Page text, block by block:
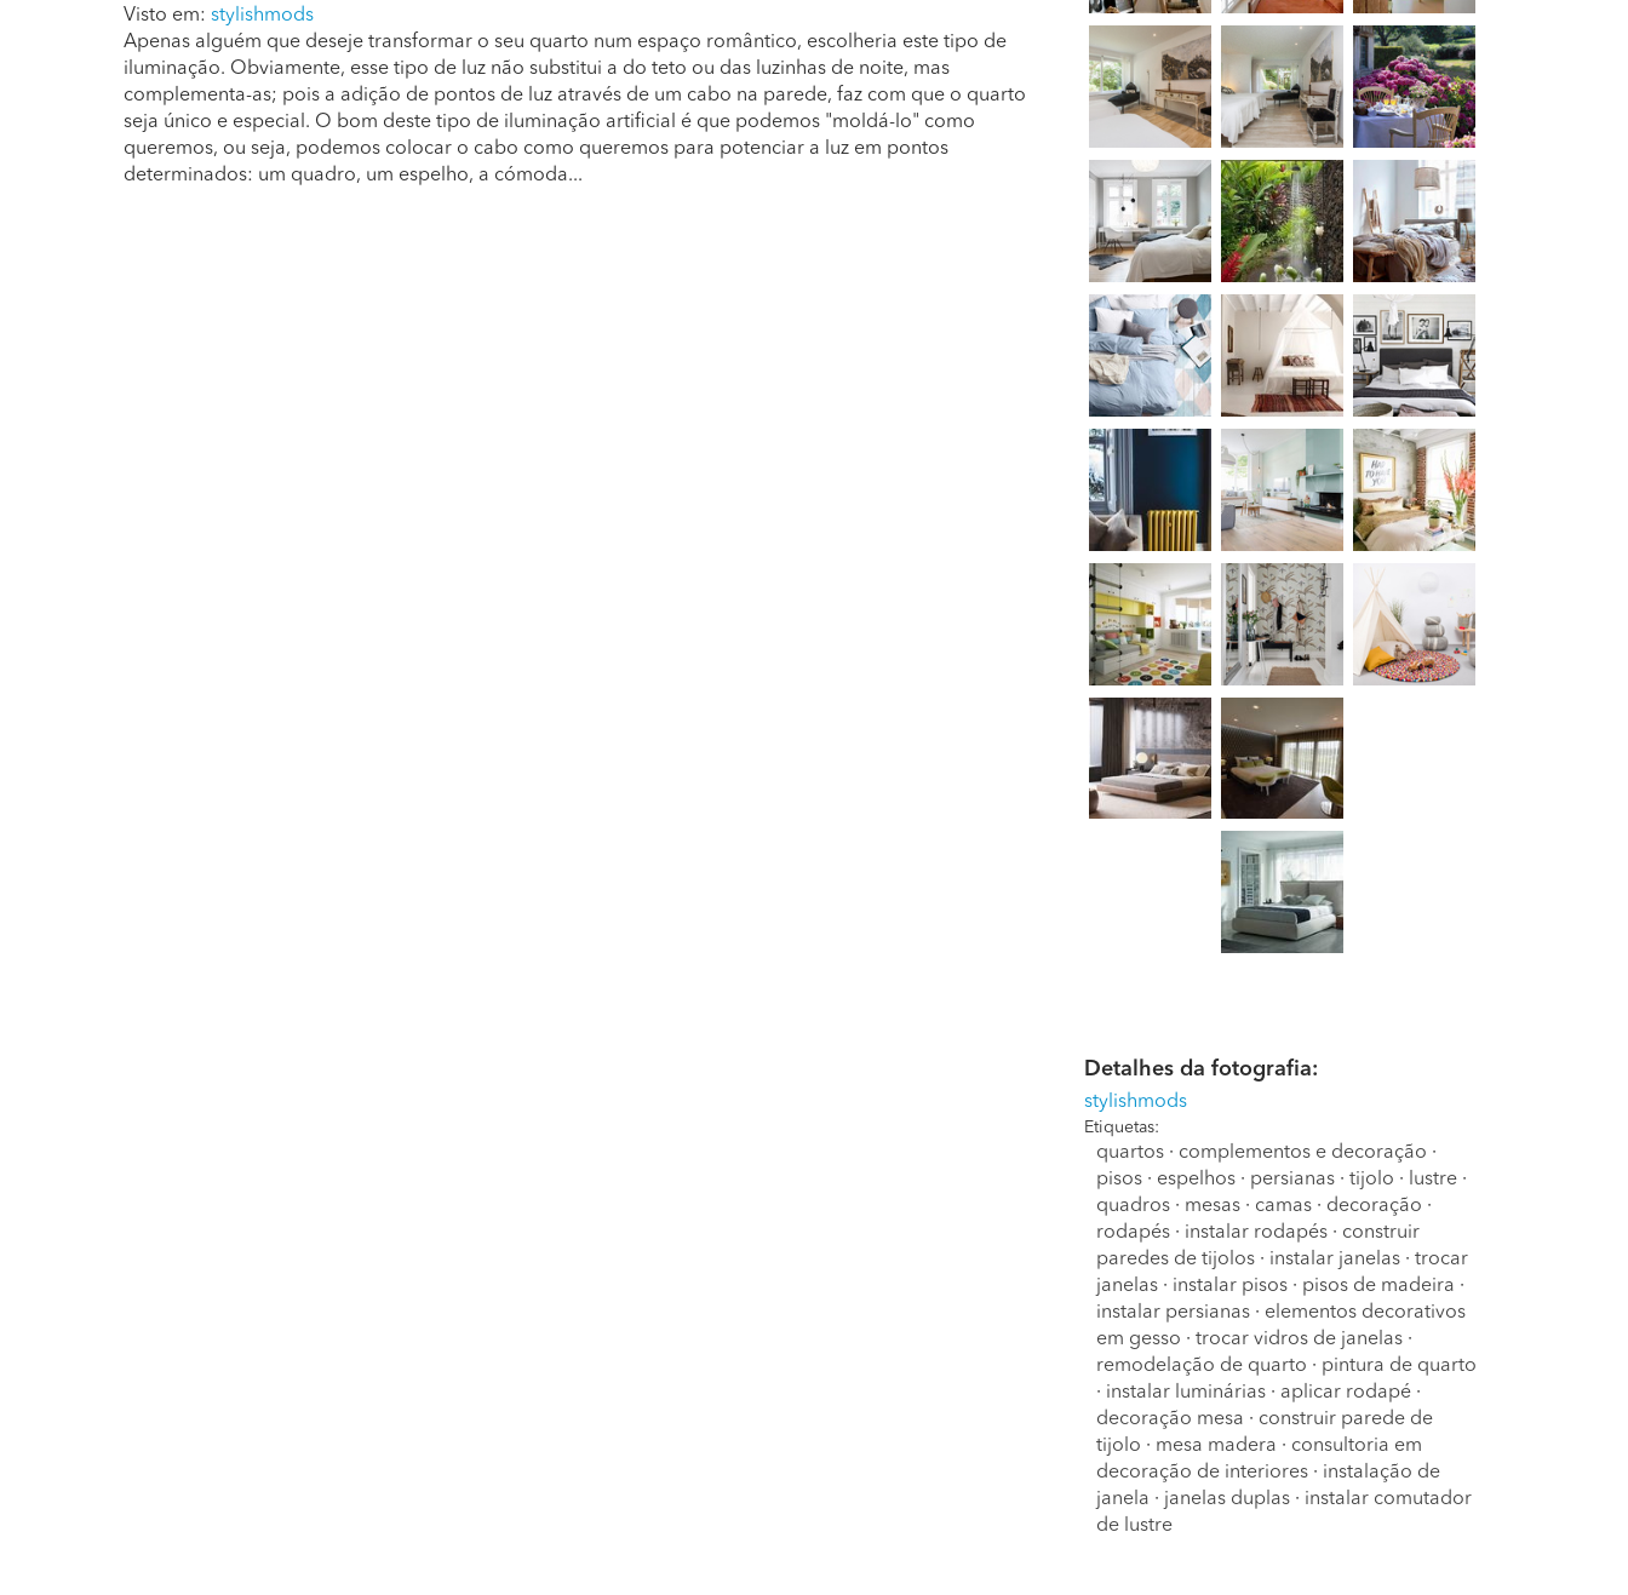
Visto em: stylishmods
Apenas alguém que deseje transformar o seu quarto num espaço romântico, escolheria este tipo de
iluminação. Obviamente, esse tipo de luz não substitui a do teto ou das luzinhas de noite, mas
complementa-as; pois a adição de pontos de luz através de um cabo na parede, faz com que o quarto
seja único e especial. O bom deste tipo de iluminação artificial é que podemos "moldá-lo" como
queremos, ou seja, podemos colocar o cabo como queremos para potenciar a luz em pontos
determinados: um quadro, um espelho, a cómoda...
Detalhes da fotografia:
stylishmods
Etiquetas:
quartos · complementos e decoração ·
pisos · espelhos · persianas ·tijolo · lustre ·
quadros · mesas · camas · decoração ·
rodapés · instalar rodapés · construir
paredes de tijolos · instalar janelas ·trocar
janelas · instalar pisos · pisos de madeira ·
instalar persianas · elementos decorativos
em gesso ·trocar vidros de janelas ·
remodelação de quarto · pintura de quarto
· instalar luminárias · aplicar rodapé ·
decoração mesa · construir parede de
tijolo · mesa madera · consultoria em
decoração de interiores · instalação de
janela · janelas duplas · instalar comutador
de lustre